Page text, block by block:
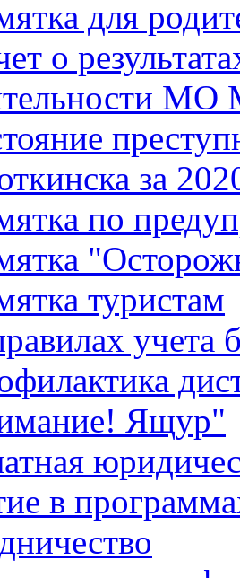
для
о
МО
за
по
туристам
учета
Ящур"
в